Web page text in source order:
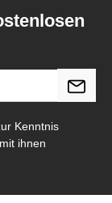
Kenntnis
ihnen